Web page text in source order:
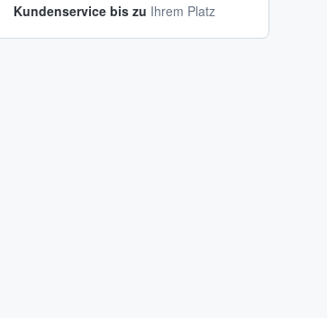
Kundenservice bis zu Ihrem Platz